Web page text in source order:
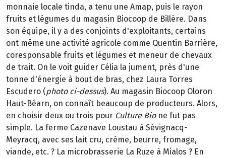
monnaie locale tinda, a tenu une Amap, puis le rayon
fruits et légumes du magasin Biocoop de Billère. Dans
son équipe, il y a des conjoints d'exploitants, certains
ont même une activité agricole comme Quentin Barrière,
coresponsable fruits et légumes et meneur de chevaux
de trait. On le voit guider Célia la jument, près d'une
tonne d'énergie à bout de bras, chez Laura Torres
Escudero (photo ci-dessus). Au magasin Biocoop Oloron
Haut-Béarn, on connaît beaucoup de producteurs. Alors,
en choisir deux ou trois pour Culture Bione fut pas
simple. La ferme Cazenave Loustau à Sévignacq-
Meyracq, avec ses lait cru, crème, beurre, fromage,
viande, etc. ? La microbrasserie La Ruze à Mialos ? En